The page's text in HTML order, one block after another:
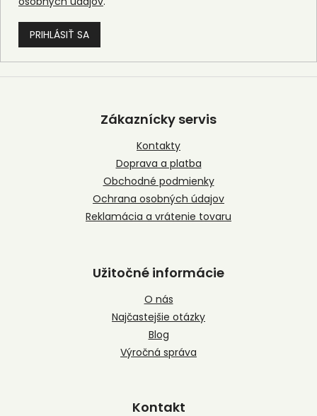
PRIHLÁSIŤ SA
Z
Zákaznícky servis
Kontakty
Doprava a platba
Obchodné podmienky
Ochrana osobných údajov
Reklamácia a vrátenie tovaru
Užitočné informácie
O nás
Najčastejšie otázky
Blog
Výročná správa
Kontakt